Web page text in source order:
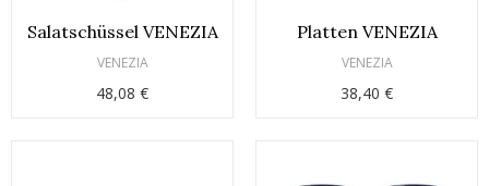
Salatschüssel VENEZIA
VENEZIA
48,08 €
Platten VENEZIA
VENEZIA
38,40 €